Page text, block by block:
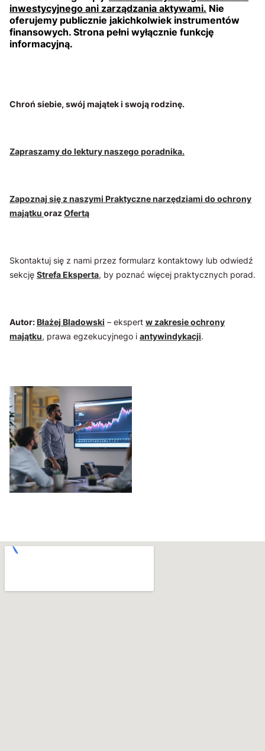
inwestycyjnego ani zarządzania aktywami. Nie
oferujemy publicznie jakichkolwiek instrumentów
finansowych. Strona pełni wyłącznie funkcję
informacyjną.
Chroń siebie, swój majątek i swoją rodzinę.
Zapraszamy do lektury naszego poradnika.
Zapoznaj się z naszymi Praktyczne narzędziami do ochrony
majątku orazOfertą
Skontaktuj się z nami przez formularz kontaktowy lub odwiedź
sekcję Strefa Eksperta, by poznać więcej praktycznych porad.
Autor:Błażej Bladowski – ekspert w zakresie ochrony
majątku, prawa egzekucyjnego i antywindykacji.